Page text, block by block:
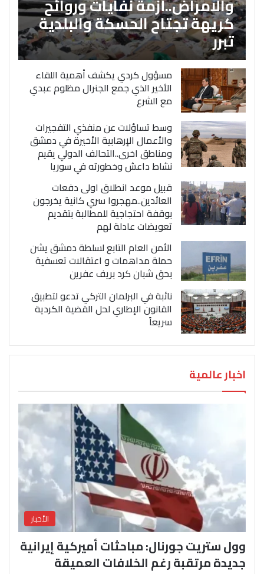
كريهة تجتاح الحسكة والبلدية
تبرر
مسؤول كردي يكشف أهمية اللقاء
الأخير الذي جمع الجنرال مظلوم عبدي
مع الشرع
وسط تساؤلات عن منفذي التفجيرات
والأعمال الإرهابية الأخيرة في دمشق
ومناطق اخرى..التحالف الدولي يقيم
نشاط داعش وخطورته في سوريا
قبيل موعد انطلاق اولى دفعات
العائدين..مهجروا سري كانية يخرجون
بوقفة احتجاجية للمطالبة بتقديم
تعويضات عادلة لهم
الأمن العام التابع لسلطة دمشق يشن
حملة مداهمات و اعتقالات تعسفية
بحق شبان كرد بريف عفرين
نائبة في البرلمان التركي تدعو لتطبيق
القانون الإطاري لحل القضية الكردية
سريعاً
اخبار عالمية
الأخبار
وول ستريت جورنال: مباحثات أميركية إيرانية
جديدة مرتقبة رغم الخلافات العميقة